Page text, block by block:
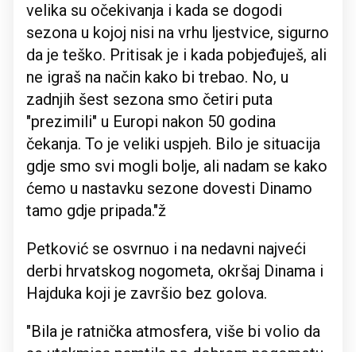
velika su očekivanja i kada se dogodi
sezona u kojoj nisi na vrhu ljestvice, sigurno
da je teško. Pritisak je i kada pobjeđuješ, ali
ne igraš na način kako bi trebao. No, u
zadnjih šest sezona smo četiri puta
"prezimili" u Europi nakon 50 godina
čekanja. To je veliki uspjeh. Bilo je situacija
gdje smo svi mogli bolje, ali nadam se kako
ćemo u nastavku sezone dovesti Dinamo
tamo gdje pripada."ž
Petković se osvrnuo i na nedavni najveći
derbi hrvatskog nogometa, okršaj Dinama i
Hajduka koji je završio bez golova.
"Bila je ratnička atmosfera, više bi volio da